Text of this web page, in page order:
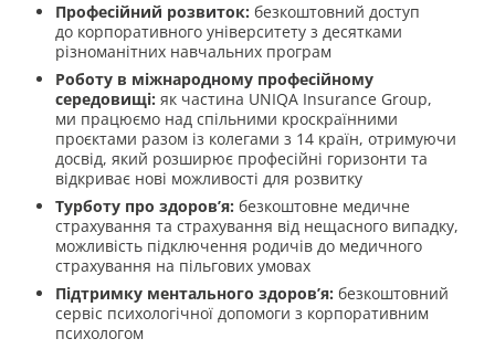
Професійний розвиток: безкоштовний доступ
до корпоративного університету з десятками
різноманітних навчальних програм
Роботу в міжнародному професійному
середовищі: як частина UNIQA Insurance Group,
ми працюємо над спільними кроскраїнними
проєктами разом із колегами з 14 країн, отримуючи
досвід, який розширює професійні горизонти та
відкриває нові можливості для розвитку
Турботу про здоров’я: безкоштовне медичне
страхування та страхування від нещасного випадку,
можливість підключення родичів до медичного
страхування на пільгових умовах
Підтримку ментального здоров’я: безкоштовний
сервіс психологічної допомоги з корпоративним
психологом